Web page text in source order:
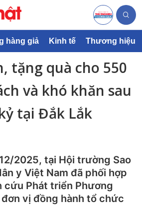
hàng giả Kinh tế Thương hiệu
tặng quà cho 550
và khó khăn sau
tại Đắk Lắk
2025, tại Hội trường Sao
y Việt Nam đã phối hợp
cứu Phát triển Phương
vị đồng hành tổ chức